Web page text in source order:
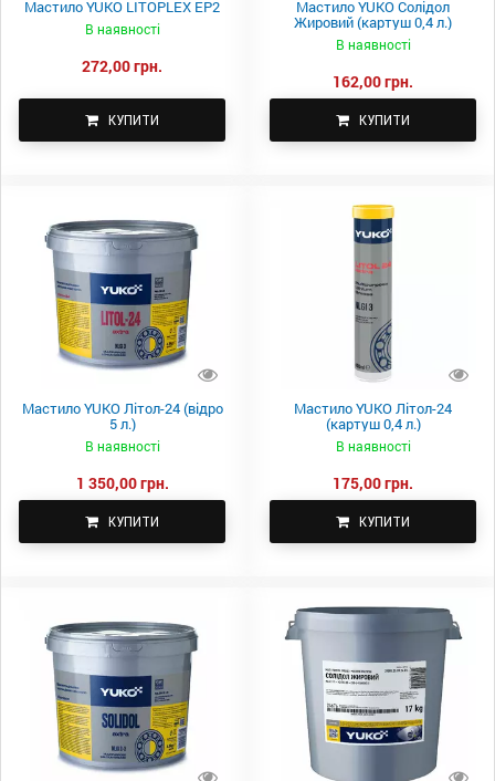
Мастило YUKO LITOPLEX EP2
В наявності
272,00 грн.
КУПИТИ
Мастило YUKO Солідол
Жировий (картуш 0,4 л.)
В наявності
162,00 грн.
КУПИТИ
Мастило YUKO Літол-24 (відро
5 л.)
В наявності
1 350,00 грн.
КУПИТИ
Мастило YUKO Літол-24
(картуш 0,4 л.)
В наявності
175,00 грн.
КУПИТИ